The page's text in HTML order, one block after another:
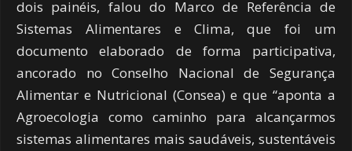
dois painéis, falou do Marco de Referência de
Sistemas Alimentares e Clima, que foi um
documento elaborado de forma participativa,
ancorado no Conselho Nacional de Segurança
Alimentar e Nutricional (Consea) e que “aponta a
Agroecologia como caminho para alcançarmos
sistemas alimentares mais saudáveis, sustentáveis